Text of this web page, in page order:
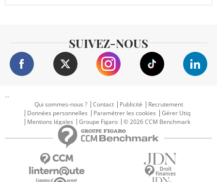
SUIVEZ-NOUS
...
Qui sommes-nous ?
Contact Publicité
Recrutement
Données personnelles
Paramétrer les cookies
Gérer Utiq
Mentions légales
Groupe Figaro © 2026 CCM Benchmark